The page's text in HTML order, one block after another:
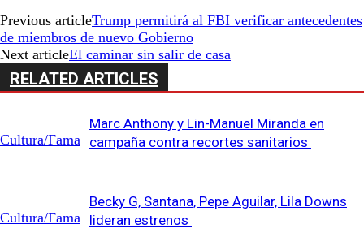
Previous articleTrump permitirá al FBI verificar antecedentes
de miembros de nuevo Gobierno
Next articleEl caminar sin salir de casa
RELATED ARTICLES
Cultura/Fama
Marc Anthony y Lin-Manuel Miranda en
campaña contra recortes sanitarios
Cultura/Fama
Becky G, Santana, Pepe Aguilar, Lila Downs
lideran estrenos